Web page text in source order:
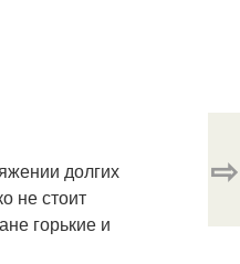
долгих
не стоит
горькие и
⇨